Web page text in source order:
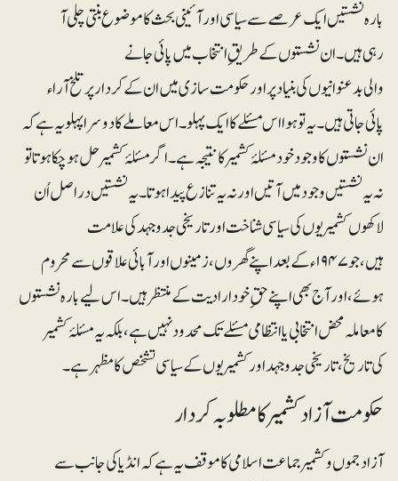
بارہ نشستیں ایک عرصے سے سیاسی اور آئینی بحث کا موضوع بنتی چلی آ
رہی ہیں۔ ان نشستوں کے طریقِ انتخاب میں پائی جانے
والی بدعنوانیوں کی بنیاد پر اور حکومت سازی میں ان کے کردار پر تلخ آراء
پائی جاتی ہیں۔ یہ تو ہوا اس مسئلے کا ایک پہلو۔ اس معاملے کا دوسرا پہلو یہ ہے کہ
ان نشستوں کا وجود خود مسئلۂ کشمیر کا نتیجہ ہے۔ اگر مسئلۂ کشمیر حل ہو چکا ہوتا تو
نہ یہ نشستیں وجود میں آتیں اور نہ یہ تنازع پیدا ہوتا۔یہ نشستیں دراصل اُن
لاکھوں کشمیریوں کی سیاسی شناخت اور تاریخی جدوجہد کی علامت
ہیں، جو۱۹۴۷ء کے بعد اپنے گھروں، زمینوں اور آبائی علاقوں سے محروم
ہوئے، اور آج بھی اپنے حقِ خودارادیت کے منتظر ہیں۔ اس لیے بارہ نشستوں
کا معاملہ محض انتخابی یا انتظامی مسئلے تک محدود نہیں ہے، بلکہ یہ مسئلۂ کشمیر
کی تاریخ، تاریخی جدوجہد اور کشمیریوں کے سیاسی تشخص کا مظہر ہے۔
حکومت آزاد کشمیر کا مطلوبہ کردار
آزاد جموں و کشمیر جماعت اسلامی کا موقف یہ ہے کہ انڈیا کی جانب سے